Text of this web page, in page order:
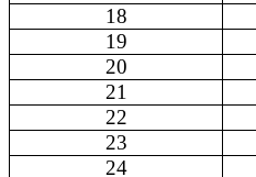
18
19
20
21
22
23
24